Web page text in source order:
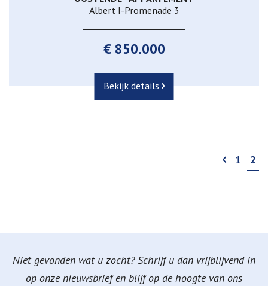
Albert I-Promenade 3
€ 850.000
Bekijk details
1 2
Niet gevonden wat u zocht? Schrijf u dan vrijblijvend in
op onze nieuwsbrief en blijf op de hoogte van ons